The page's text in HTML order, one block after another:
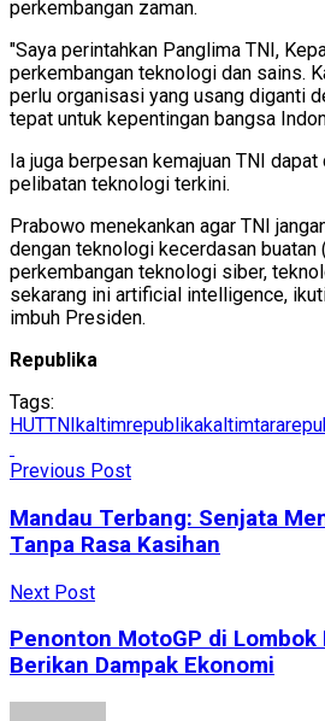
perkembangan zaman.
"Saya perintahkan Panglima TNI,
perkembangan teknologi dan sains.
perlu organisasi yang usang diganti
tepat untuk kepentingan bangsa
Ia juga berpesan kemajuan TNI
pelibatan teknologi terkini.
Prabowo menekankan agar TNI
dengan teknologi kecerdasan buatan
perkembangan teknologi siber,
sekarang ini artificial intelligence,
imbuh Presiden.
Republika
Tags:
HUTTNI kaltimrepublika
Previous Post
Mandau Terbang: Senjata
Tanpa Rasa Kasihan
Next Post
Penonton MotoGP di Lombok
Berikan Dampak Ekonomi